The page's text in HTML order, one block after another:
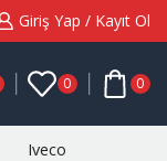
Giriş Yap / Kayıt Ol
0 0
Iveco